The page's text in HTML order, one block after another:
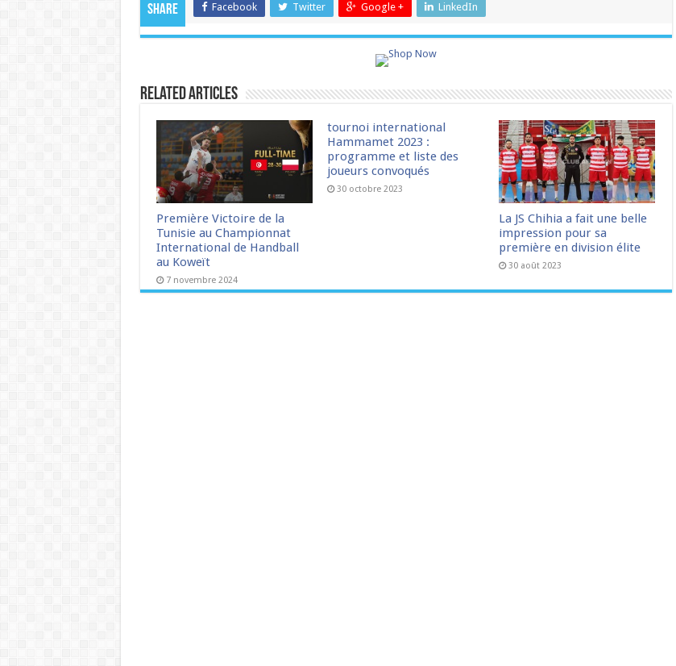
Share Facebook Twitter Google + LinkedIn
Related Articles
Première Victoire de la
Tunisie au Championnat
International de Handball
au Koweït
7 novembre 2024
tournoi international
Hammamet 2023 :
programme et liste des
joueurs convoqués
30 octobre 2023
La JS Chihia a fait une belle
impression pour sa
première en division élite
30 août 2023